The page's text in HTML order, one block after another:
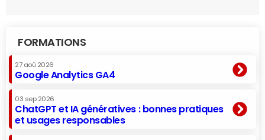
FORMATIONS
27 aoû 2026
Google Analytics GA4
03 sep 2026
ChatGPT et IA génératives : bonnes pratiques
et usages responsables